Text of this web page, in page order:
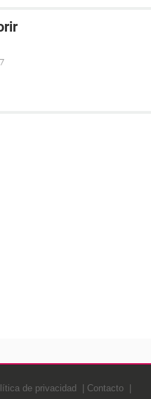
de privacidad Contacto